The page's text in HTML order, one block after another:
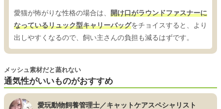
愛猫が怖がりな性格の場合は、 開け口がラウンドファスナーに
なっているリュック型キャリーバッグをチョイスすると、より
出しやすくなるので、飼い主さんの負担も減るはずです。
通気性がいいものがおすすめ
メッシュ素材だと蒸れない
愛玩動物飼養管理士／キャットケアスペシャリスト